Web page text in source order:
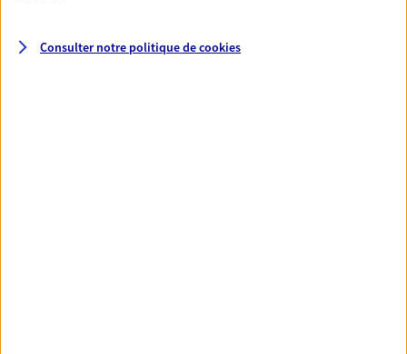
N° Orias * (orias.fr) : 21008916
Consulter notre politique decookies